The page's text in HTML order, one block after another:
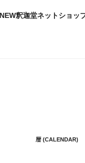
NEW釈迦堂ネットショッ
暦 (CALENDAR)